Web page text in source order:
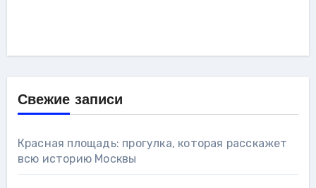
Свежие записи
Красная площадь: прогулка, которая расскажет
всю историю Москвы